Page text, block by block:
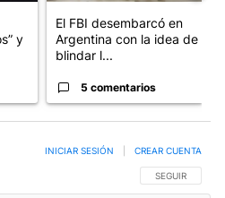
y
El FBI desembarcó en
Argentina con la idea de
blindar l...
5 comentarios
SIGA ESTA
SEGUIR
INICIAR SESIÓN CREAR CUENTA